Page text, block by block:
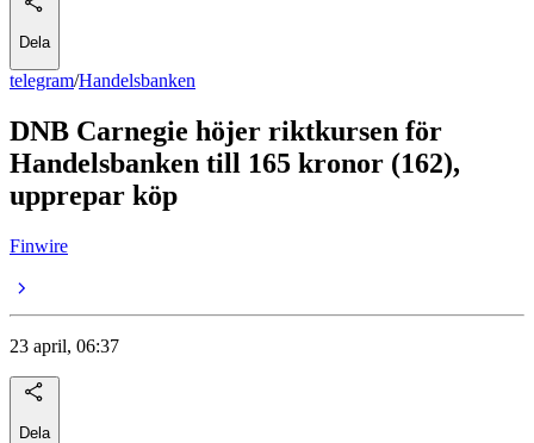
Dela
telegram/Handelsbanken
DNB Carnegie höjer riktkursen för
Handelsbanken till 165 kronor (162),
upprepar köp
Finwire
23 april, 06:37
Dela